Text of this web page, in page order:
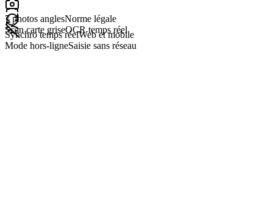
Scan carte griseOCR temps réel
Mode hors-ligneSaisie sans réseau
7 photos anglesNorme légale
Synchro temps réelWeb et mobile